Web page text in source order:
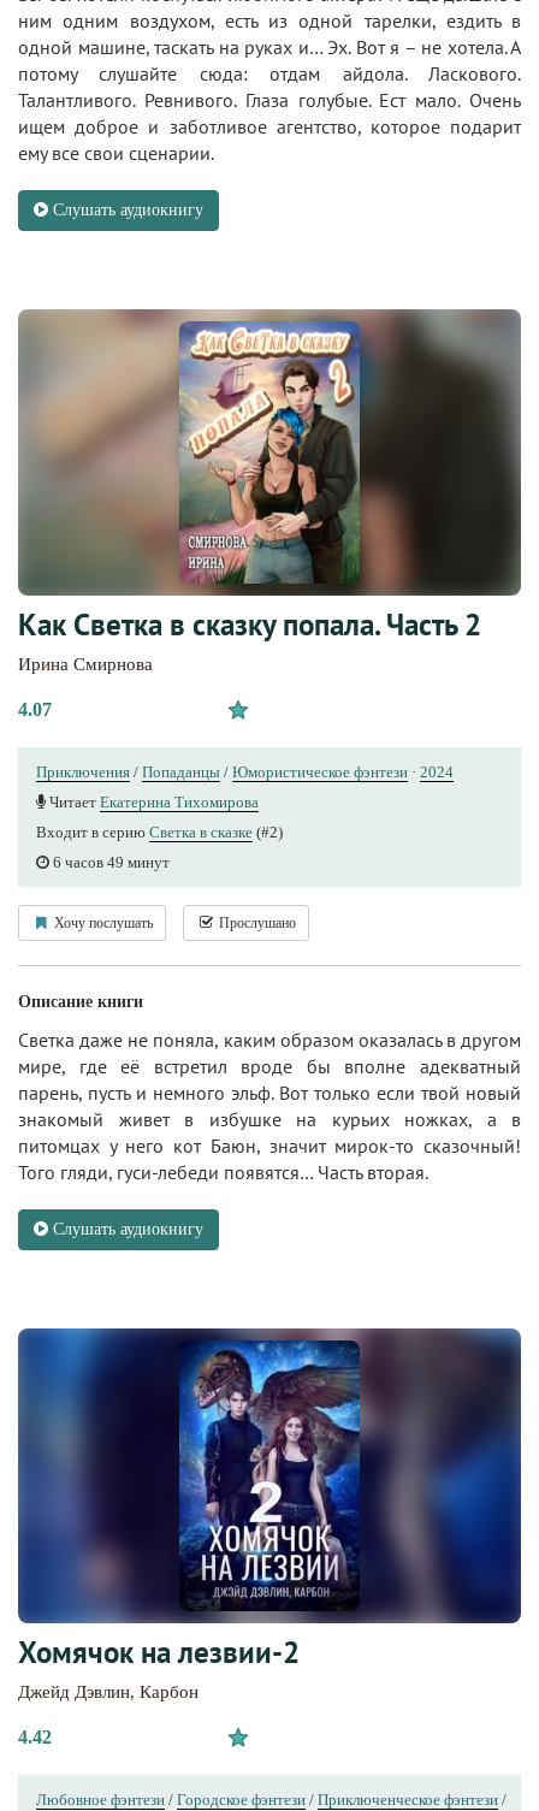
ним одним воздухом, есть из одной тарелки, ездить в
одной машине, таскать на руках и… Эх. Вот я – не хотела. А
потому слушайте сюда: отдам айдола. Ласкового.
Талантливого. Ревнивого. Глаза голубые. Ест мало. Очень
ищем доброе и заботливое агентство, которое подарит
ему все свои сценарии.
Слушать аудиокнигу
Как Светка в сказку попала. Часть 2
Ирина Смирнова
4.07
Приключения / Попаданцы / Юмористическое фэнтези · 2024
Читает Екатерина Тихомирова
Входит в серию Светка в сказке (#2)
6 часов 49 минут
Хочу послушать Прослушано
Описание книги
Светка даже не поняла, каким образом оказалась в другом
мире, где её встретил вроде бы вполне адекватный
парень, пусть и немного эльф. Вот только если твой новый
знакомый живет в избушке на курьих ножках, а в
питомцах у него кот Баюн, значит мирок-то сказочный!
Того гляди, гуси-лебеди появятся… Часть вторая.
Слушать аудиокнигу
Хомячок на лезвии-2
Джейд Дэвлин, Карбон
4.42
Любовное фэнтези / Городское фэнтези / Приключенческое фэнтези /